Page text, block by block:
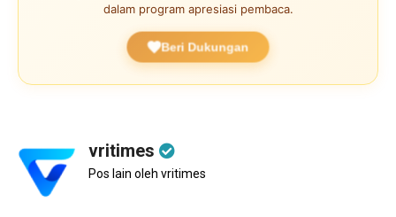
dalam program apresiasi pembaca.
Beri Dukungan
vritimes
Pos lain oleh vritimes